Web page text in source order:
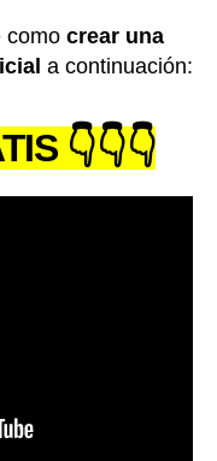
como crear una
a continuación:
👇👇👇